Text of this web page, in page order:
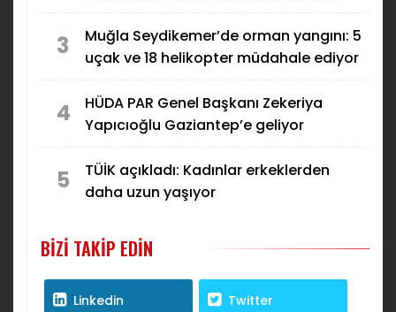
3
Muğla Seydikemer’de orman yangını: 5
uçak ve 18 helikopter müdahale ediyor
4
HÜDA PAR Genel Başkanı Zekeriya
Yapıcıoğlu Gaziantep’e geliyor
5
TÜİK açıkladı: Kadınlar erkeklerden
daha uzun yaşıyor
BIZI TAKIP EDIN
Linkedin Twitter